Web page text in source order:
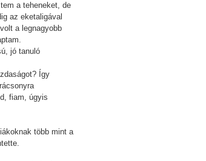
a teheneket, de
az eketaligával
a legnagyobb
jó tanuló
Így
fiam, úgyis
több mint a